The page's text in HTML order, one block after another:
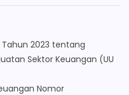
2023 tentang
Sektor Keuangan (UU
Nomor